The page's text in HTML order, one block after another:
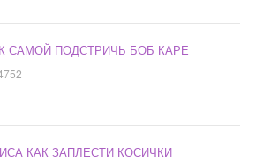
САМОЙ ПОДСТРИЧЬ БОБ КАРЕ
КАК ЗАПЛЕСТИ КОСИЧКИ